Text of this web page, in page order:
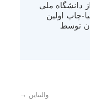
از دانشگاه ملی
در کالیفرنیا-چاپ اولین
در سال ۱۳۸۴ در ایران توسط
والنتاین →